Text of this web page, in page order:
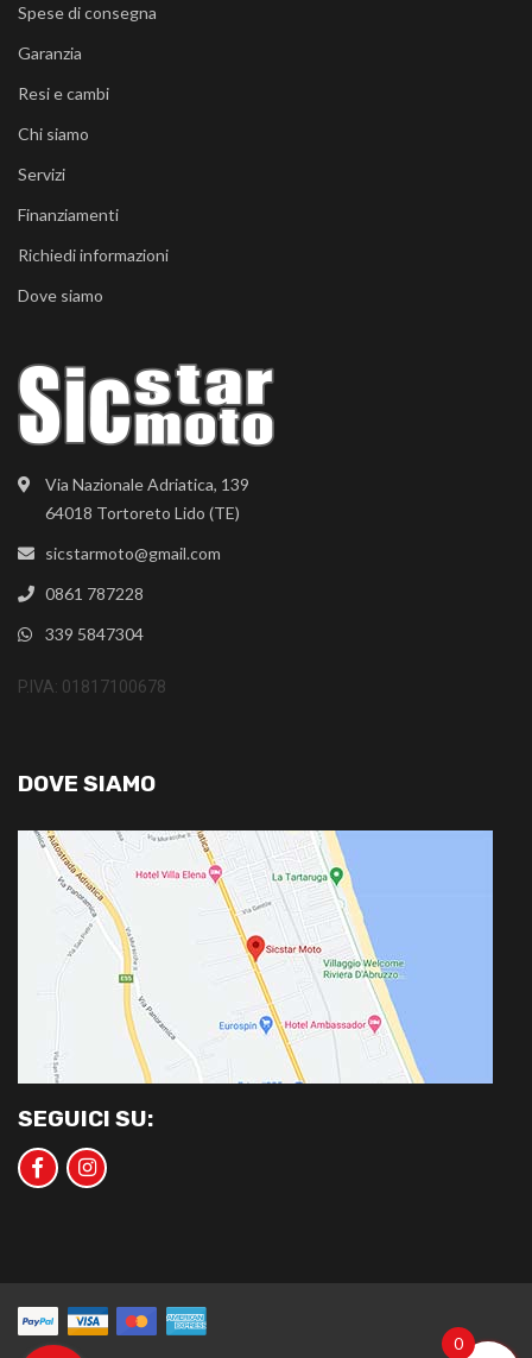
Via Nazionale Adriatica, 139
64018 Tortoreto Lido (TE)
sicstarmoto@gmail.com
0861 787228
339 5847304
P.IVA: 01817100678
Spese di consegna
Garanzia
Resi e cambi
Chi siamo
Servizi
Finanziamenti
Richiedi informazioni
Dove siamo
DOVE SIAMO
SEGUICI SU:
0